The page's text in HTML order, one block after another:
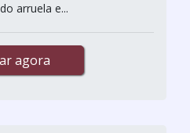
arruela e...
agora